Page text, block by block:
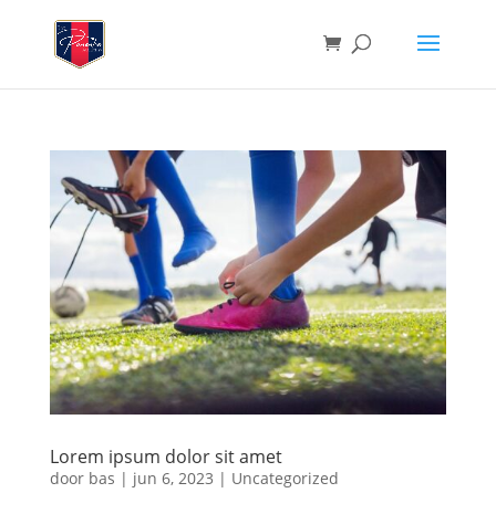
Lorem ipsum dolor sit amet
door bas | jun 6, 2023 | Uncategorized